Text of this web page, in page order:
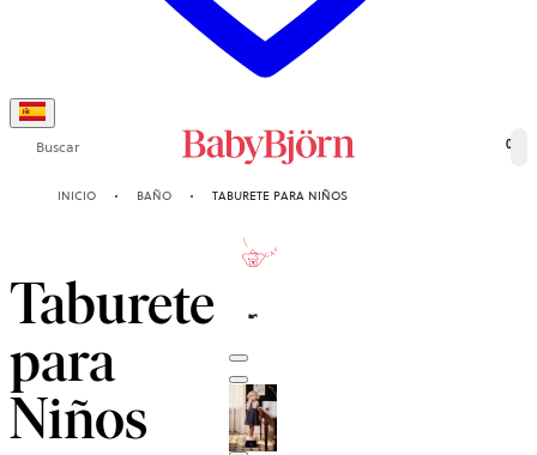
Buscar 0
INICIO BAÑO TABURETE PARA NIÑOS
Taburete
para
Niños
DE GARANTÍA